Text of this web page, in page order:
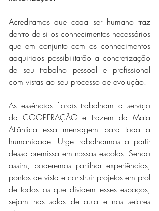
Acreditamos que cada ser humano traz
dentro de si os conhecimentos necessários
que em conjunto com os conhecimentos
adquiridos possibilitarão a concretização
de seu trabalho pessoal e profissional
com vistas ao seu processo de evolução.
As essências florais trabalham a serviço
da COOPERAÇÃO e trazem da Mata
Atlântica essa mensagem para toda a
humanidade. Urge trabalharmos a partir
dessa premissa em nossas escolas. Sendo
assim, poderemos partilhar experiências,
pontos de vista e construir projetos em prol
de todos os que dividem esses espaços,
sejam nas salas de aula e nos setores